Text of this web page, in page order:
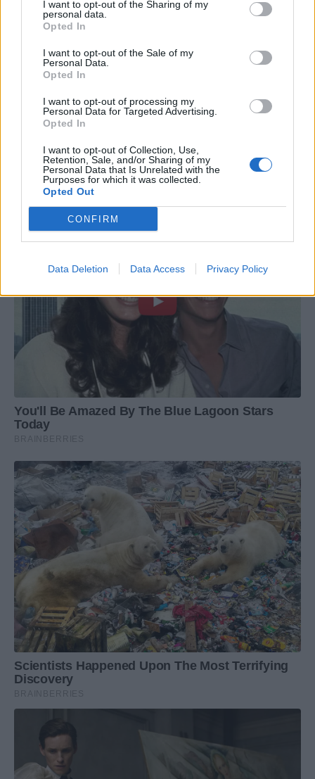
I want to opt-out of the Sharing of my
personal data.
Opted In
I want to opt-out of the Sale of my
Personal Data.
Opted In
I want to opt-out of processing my
Personal Data for Targeted Advertising.
Opted In
I want to opt-out of Collection, Use,
Retention, Sale, and/or Sharing of my
Personal Data that Is Unrelated with the
Purposes for which it was collected.
Opted Out
CONFIRM
Data Deletion Data Access Privacy Policy